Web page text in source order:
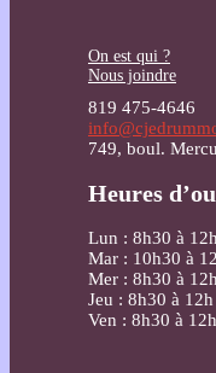
On est qui ?
Nous joindre
819 475-4646
749, boul.
Heures
Lun : 8h30 à
Mar : 10h30 à
Mer : 8h30 à
Jeu : 8h30 à
Ven : 8h30 à 12h